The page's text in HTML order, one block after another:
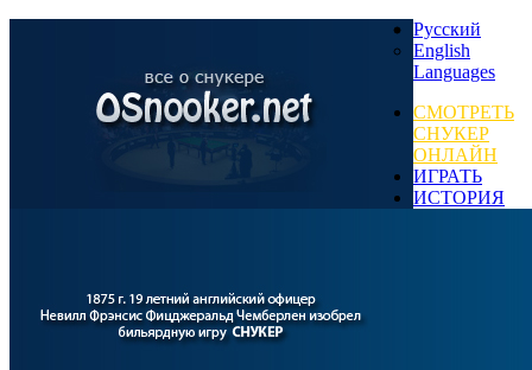
Русский
English
Languages
СМОТРЕТЬ
СНУКЕР
ОНЛАЙН
ИГРАТЬ
ИСТОРИЯ